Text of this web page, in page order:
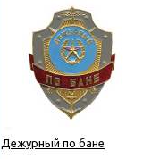
Дежурный по бане